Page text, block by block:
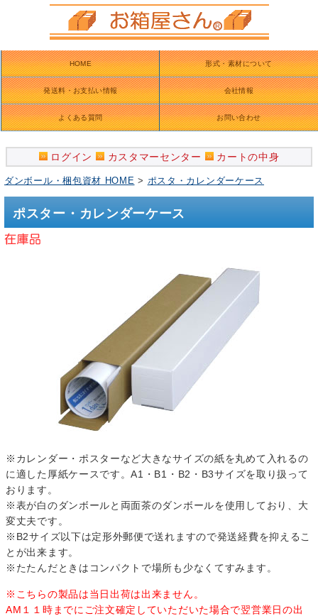
HOME 形式・素材について
発送料・お支払い情報 会社情報
よくある質問 お問い合わせ
ログイン カスタマーセンター カートの中身
ダンボール・梱包資材 HOME > ポスタ・カレンダーケース
ポスター・カレンダーケース
※カレンダー・ポスターなど大きなサイズの紙を丸めて入れるの
に適した厚紙ケースです。A1・B1・B2・B3サイズを取り扱って
おります。
※表が白のダンボールと両面茶のダンボールを使用しており、大
変丈夫です。
※B2サイズ以下は定形外郵便で送れますので発送経費を抑えるこ
とが出来ます。
※たたんだときはコンパクトで場所も少なくてすみます。
※こちらの製品は当日出荷は出来ません。
AM１１時までにご注文確定していただいた場合で翌営業日の出